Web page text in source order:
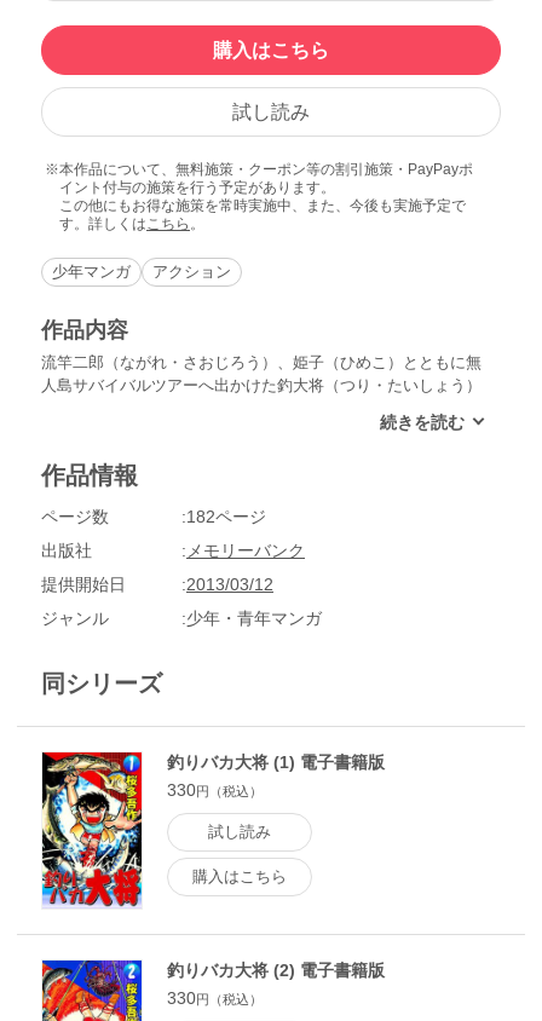
購入はこちら
試し読み
本作品について、無料施策・クーポン等の割引施策・PayPayポ
イント付与の施策を行う予定があります。
この他にもお得な施策を常時実施中、また、今後も実施予定で
す。詳しくはこちら 。
少年マンガ アクション
作品内容
流竿二郎（ながれ・さおじろう）、姫子（ひめこ）とともに無
人島サバイバルツアーへ出かけた釣大将（つり・たいしょう）
エイを助ける。そしてツアーの人々とは離れて島の裏側でサバ
ていて自分達が置いてけぼりにされたと知る。その後、超大型
作品情報
ページ数
182ページ
出版社
メモリーバンク
提供開始日
2013/03/12
ジャンル
少年・青年マンガ
同シリーズ
釣りバカ大将 (1) 電子書籍版
330円（税込）
試し読み
購入はこちら
釣りバカ大将 (2) 電子書籍版
330円（税込）